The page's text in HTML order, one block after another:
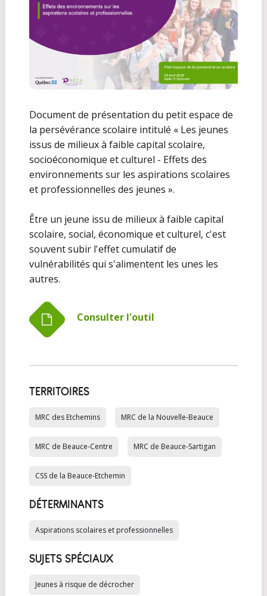
Document de présentation du petit espace de
la persévérance scolaire intitulé « Les jeunes
issus de milieux à faible capital scolaire,
socioéconomique et culturel - Effets des
environnements sur les aspirations scolaires
et professionnelles des jeunes ».
Être un jeune issu de milieux à faible capital
scolaire, social, économique et culturel, c'est
souvent subir l'effet cumulatif de
vulnérabilités qui s'alimentent les unes les
autres.
Consulter l'outil
TERRITOIRES
MRC des Etchemins MRC de la Nouvelle-Beauce
MRC de Beauce-Centre MRC de Beauce-Sartigan
CSS de la Beauce-Etchemin
DÉTERMINANTS
Aspirations scolaires et professionnelles
SUJETS SPÉCIAUX
Jeunes à risque de décrocher